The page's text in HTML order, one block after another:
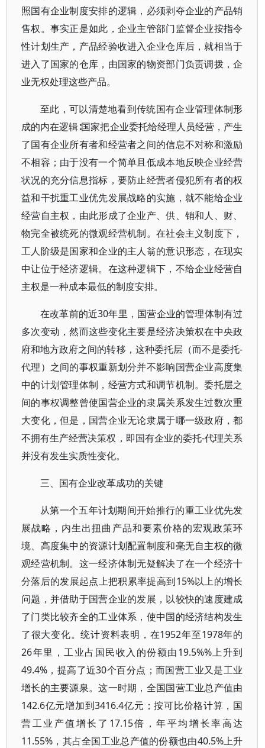
照国有企业制度安排的逻辑，必须剥夺企业的产品销
售权。事实正是如此，企业主管部门监督企业按指令
性计划生产，产品经验收进入企业仓库后，就相当于
进入了国家的仓库，由国家的物资部门负责调拨，企
业无权处理这些产品。
至此，可以清楚地看到传统国有企业管理体制形
成的内在逻辑∶国家把企业委托给经理人员经营，产生
了国有企业所有者和经营者之间的信息不对称和激励
不相容；由于没有一个简单且低成本地反映企业经营
状况的充分信息指标，要防止经营者侵犯所有者的权
益和干扰重工业优先发展战略的实施，就不能给企业
经营自主权，由此形成了企业产、供、销和人、财、
物完全被统死的微观经营机制。在社会主义制度下，
工人阶级是国家和企业的主人翁的意识形态，在现实
中让位于经济逻辑。在这种逻辑下，不给企业经营自
主权是一种成本最低的制度安排。
在改革前的近30年里，国营企业的管理体制有过
多次变动，然而这些变化主要是经济决策权在中央政
府和地方政府之间的转移，这种委托层（而不是委托-
代理）之间的事权重新划分并不影响国营企业高度集
中的计划管理体制，经营方式和调节机制。委托层之
间的事权调整曾使国营企业的隶属关系发生过数次重
大变化，但是，国营企业无论隶属于哪一级政府，都
不拥有生产经营决策权，即国有企业的委托-代理关系
并没有发生实质性变化。
三、国有企业改革成功的关键
从第一个五年计划期间开始推行的重工业优先发
展战略，内生出扭曲产品和要素价格的宏观政策环
境、高度集中的资源计划配置制度和毫无自主权的微
观经营机制。这一经济体制无疑解决了在一个经济十
分落后的发展起点上把积累率提高到15%以上的增长
问题，并借助于国营企业的发展，以较快的速度建成
了门类比较齐全的工业体系，使中国的经济结构发生
了很大变化。统计资料表明，在1952年至1978年的
26年里，工业占国民收入的份额由19.5%%上升到
49.4%，提高了近30个百分点；而国营工业又是工业
增长的主要源泉。这一时期，全国国营工业总产值由
142.6亿元增加到3416.4亿元；按可比价格计算，国
营工业产值增长了17.15倍，年平均增长率高达
11.55%，其占全国工业总产值的份额也由40.5%上升